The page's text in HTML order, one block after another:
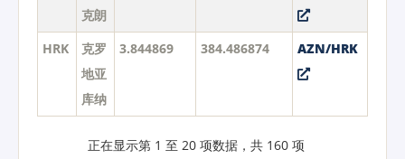
克朗
HRK
克罗
地亚
库纳
3.844869 384.486874 AZN/HRK
正在显示第 1 至 20 项数据，共 160 项